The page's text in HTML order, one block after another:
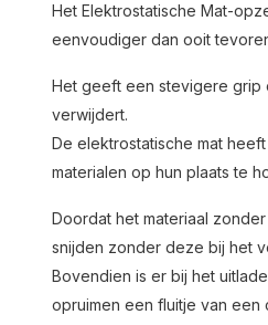
Het Elektrostatische Mat-
eenvoudiger dan ooit
Het geeft een stevigere grip
verwijdert.
De elektrostatische mat
materialen op hun plaats te
Doordat het materiaal
snijden zonder deze bij het
Bovendien is er bij het
opruimen een fluitje van een